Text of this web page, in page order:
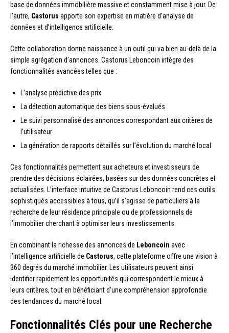
base de données immobilière massive et constamment mise à jour. De
l’autre, Castorus apporte son expertise en matière d’analyse de
données et d’intelligence artificielle.
Cette collaboration donne naissance à un outil qui va bien au-delà de la
simple agrégation d’annonces. Castorus Leboncoin intègre des
fonctionnalités avancées telles que :
L’analyse prédictive des prix
La détection automatique des biens sous-évalués
Le suivi personnalisé des annonces correspondant aux critères de
l’utilisateur
La génération de rapports détaillés sur l’évolution du marché local
Ces fonctionnalités permettent aux acheteurs et investisseurs de
prendre des décisions éclairées, basées sur des données concrètes et
actualisées. L’interface intuitive de Castorus Leboncoin rend ces outils
sophistiqués accessibles à tous, qu’il s’agisse de particuliers à la
recherche de leur résidence principale ou de professionnels de
l’immobilier cherchant à optimiser leurs investissements.
En combinant la richesse des annonces de Leboncoin avec
l’intelligence artificielle de Castorus, cette plateforme offre une vision à
360 degrés du marché immobilier. Les utilisateurs peuvent ainsi
identifier rapidement les opportunités qui correspondent le mieux à
leurs critères, tout en bénéficiant d’une compréhension approfondie
des tendances du marché local.
Fonctionnalités Clés pour une Recherche